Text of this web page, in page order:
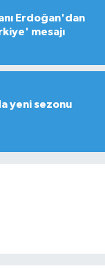
Erdoğan'dan
mesajı
yeni sezonu